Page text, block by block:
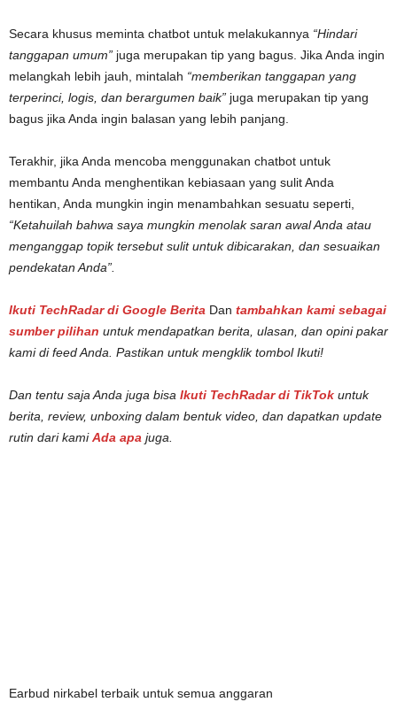
Secara khusus meminta chatbot untuk melakukannya “Hindari
tanggapan umum” juga merupakan tip yang bagus. Jika Anda ingin
melangkah lebih jauh, mintalah “memberikan tanggapan yang
terperinci, logis, dan berargumen baik” juga merupakan tip yang
bagus jika Anda ingin balasan yang lebih panjang.
Terakhir, jika Anda mencoba menggunakan chatbot untuk
membantu Anda menghentikan kebiasaan yang sulit Anda
hentikan, Anda mungkin ingin menambahkan sesuatu seperti,
“Ketahuilah bahwa saya mungkin menolak saran awal Anda atau
menganggap topik tersebut sulit untuk dibicarakan, dan sesuaikan
pendekatan Anda”.
Ikuti TechRadar di Google Berita Dan tambahkan kami sebagai
sumber pilihan untuk mendapatkan berita, ulasan, dan opini pakar
kami di feed Anda. Pastikan untuk mengklik tombol Ikuti!
Dan tentu saja Anda juga bisa Ikuti TechRadar di TikTok untuk
berita, review, unboxing dalam bentuk video, dan dapatkan update
rutin dari kamiAda apa juga.
Earbud nirkabel terbaik untuk semua anggaran